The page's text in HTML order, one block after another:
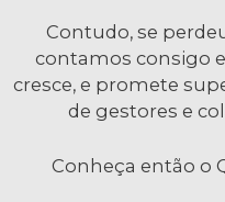
Contudo, se
contamos consigo
cresce, e promete
de gestores e
Conheça então o